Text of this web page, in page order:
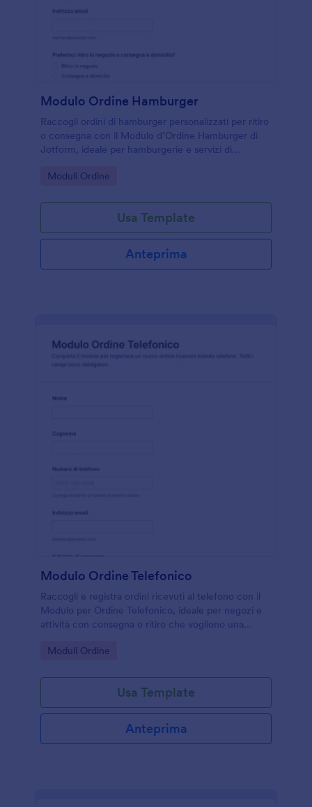
Modulo Ordine Hamburger
Raccogli ordini di hamburger personalizzati per ritiro
o consegna con il Modulo d’Ordine Hamburger di
Jotform, ideale per hamburgerie e servizi di
online.
Go to Category:
Moduli Ordine
Usa Template
Anteprima
Modulo Ordine Telefonico
Raccogli e registra ordini ricevuti al telefono con il
Modulo per Ordine Telefonico, ideale per negozi e
attività con consegna o ritiro che vogliono una
Go to Category:
Moduli Ordine
Usa Template
Anteprima